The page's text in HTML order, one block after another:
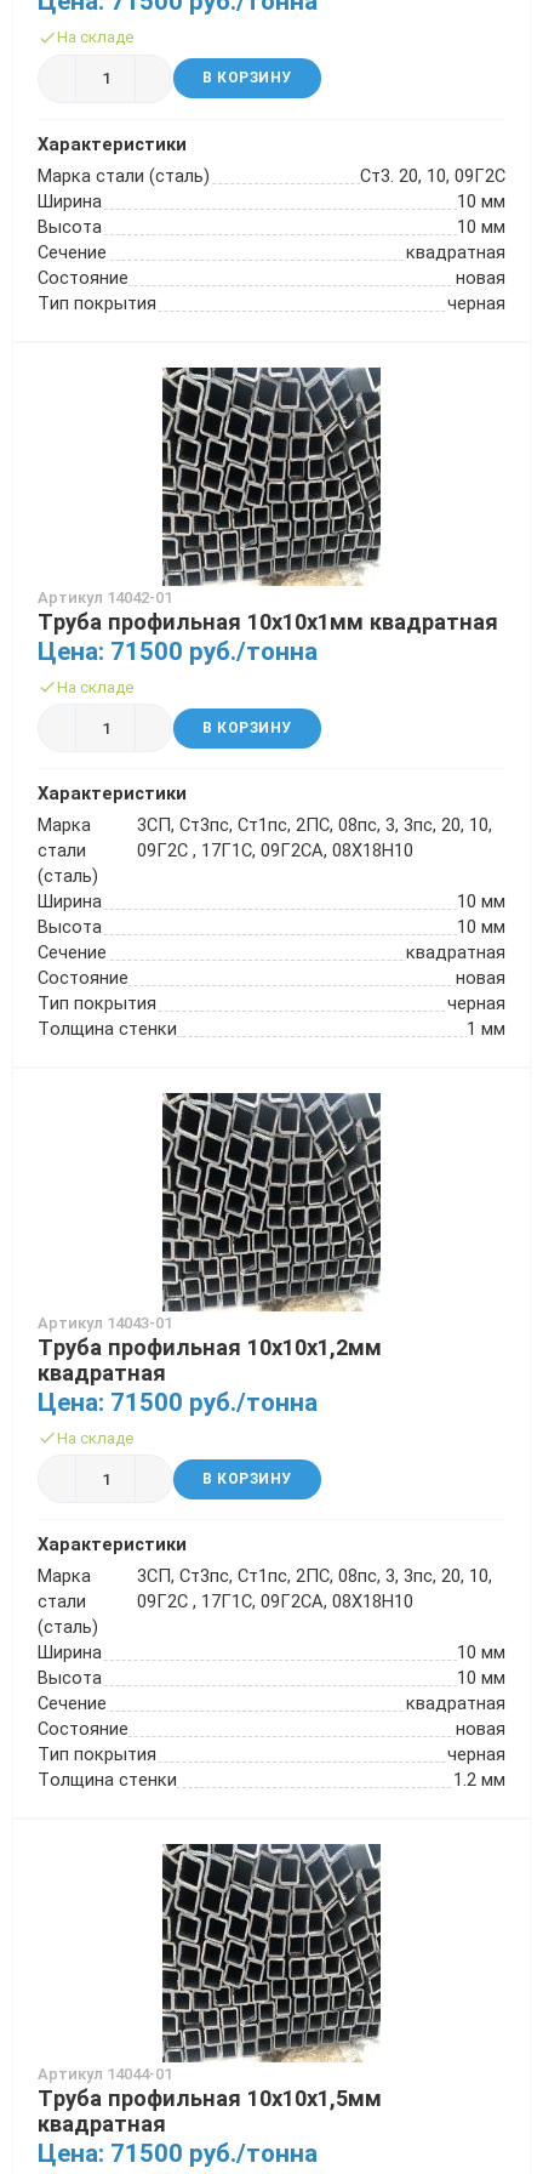
На складе
В КОРЗИНУ
Характеристики
Марка стали (сталь)
Ст3. 20, 10, 09Г2С
Ширина
10 мм
Высота
10 мм
Сечение
квадратная
Состояние
новая
Тип покрытия
черная
Артикул 14042-01
Труба профильная 10х10х1мм квадратная
Цена: 71500 руб./тонна
На складе
В КОРЗИНУ
Характеристики
Марка
стали
(сталь)
3СП, Ст3пс, Ст1пс, 2ПС, 08пс, 3, 3пс, 20, 10,
09Г2С , 17Г1С, 09Г2СА, 08Х18Н10
Ширина
10 мм
Высота
10 мм
Сечение
квадратная
Состояние
новая
Тип покрытия
черная
Толщина стенки
1 мм
Артикул 14043-01
Труба профильная 10х10х1,2мм
квадратная
Цена: 71500 руб./тонна
На складе
В КОРЗИНУ
Характеристики
Марка
стали
(сталь)
3СП, Ст3пс, Ст1пс, 2ПС, 08пс, 3, 3пс, 20, 10,
09Г2С , 17Г1С, 09Г2СА, 08Х18Н10
Ширина
10 мм
Высота
10 мм
Сечение
квадратная
Состояние
новая
Тип покрытия
черная
Толщина стенки
1.2 мм
Артикул 14044-01
Труба профильная 10х10х1,5мм
квадратная
Цена: 71500 руб./тонна
Трубы в ВУС изоляции